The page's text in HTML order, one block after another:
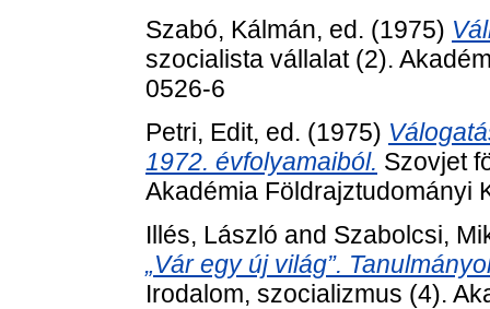
Szabó, Kálmán, ed. (1975)
szocialista vállalat (2).
0526-6
Petri, Edit, ed. (1975)
1972. évfolyamaiból. Szovjet
Akadémia Földrajztudományi
Illés, László and Szabolcsi,
„Vár egy új világ”.
Irodalom, szocializmus (4).